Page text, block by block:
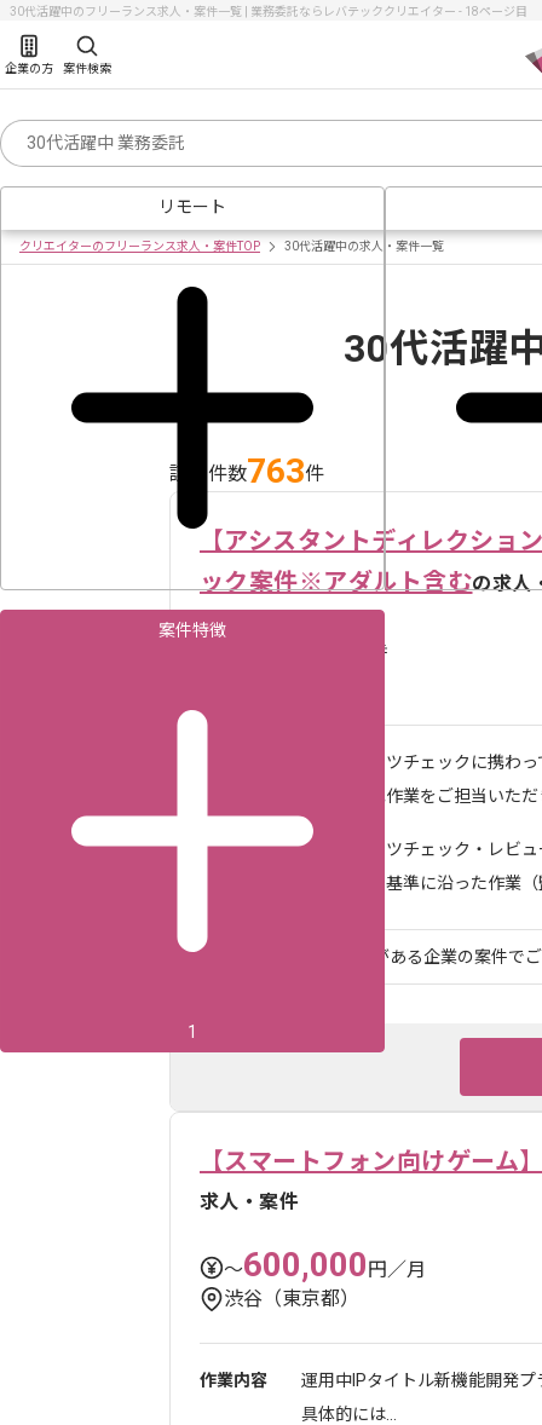
30代活躍中のフリーランス求人・案件一覧 | 業務委託ならレバテッククリエイター - 18ページ目
企業の方 案件検索
リモート
案件特徴
1
クリエイターのフリーランス求人・案件TOP 30代活躍中の求人・案件一覧
30代活躍
該当件数763件
【アシスタントディレクシ
ック案件※アダルト含むの求人
円／時
・コンテンツチェックに携わ
・主に下記作業をご担当いただ
求めるスキル・コンテンツチェック・レビ
・ルールや基準に沿った作業（
レバテックでの実績がある企業の案件で
【スマートフォン向けゲーム
求人・案件
〜600,000円／月
渋谷（東京都）
作業内容
運用中IPタイトル新機能開発
具体的には...